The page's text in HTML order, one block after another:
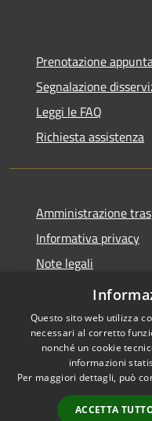
Prenotazione
Segnalazione
Leggi le FAQ
Richiesta assistenza
Amministrazione
Informativa privacy
Note legali
Dichiarazione di
Accessibilità
Questo sito web utilizza
necessari al corretto
nonché un cookie
informazioni
Per maggiori dettagli, può
ACCETTA